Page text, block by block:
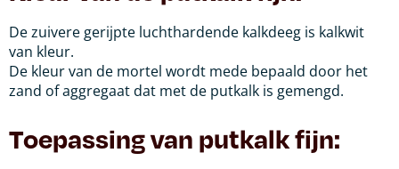
De zuivere gerijpte luchthardende kalkdeeg is kalkwit
van kleur.
De kleur van de mortel wordt mede bepaald door het
zand of aggregaat dat met de putkalk is gemengd.
Toepassing van putkalk fijn: